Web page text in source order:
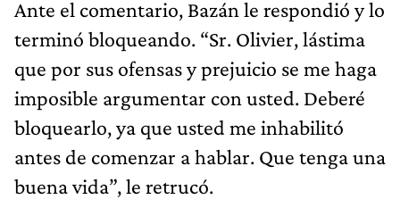
Ante el comentario, Bazán le respondió y lo
terminó bloqueando. “Sr. Olivier, lástima
que por sus ofensas y prejuicio se me haga
imposible argumentar con usted. Deberé
bloquearlo, ya que usted me inhabilitó
antes de comenzar a hablar. Que tenga una
buena vida”, le retrucó.